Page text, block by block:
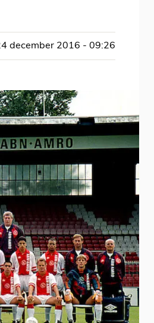
december 2016 - 09:26